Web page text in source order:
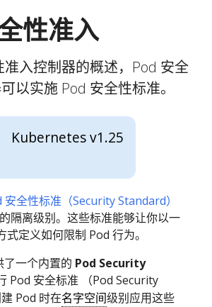
性准入
准入控制器的概述，Pod 安全
以实施 Pod 安全性标准。
Kubernetes v1.25
安全性标准（Security Standard）
隔离级别。这些标准能够让你以一
定义如何限制 Pod 行为。
一个内置的 Pod Security
Pod 安全标准 （Pod Security
Pod 时在名字空间级别应用这些